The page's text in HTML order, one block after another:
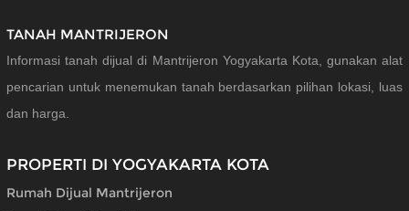
TANAH MANTRIJERON
Informasi tanah dijual di Mantrijeron Yogyakarta Kota, gunakan alat
pencarian untuk menemukan tanah berdasarkan pilihan lokasi, luas
dan harga.
PROPERTI DI YOGYAKARTA KOTA
Rumah Dijual Mantrijeron